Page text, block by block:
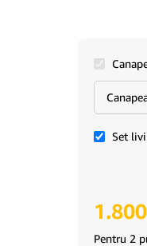
Set
1.800
Pentru 2